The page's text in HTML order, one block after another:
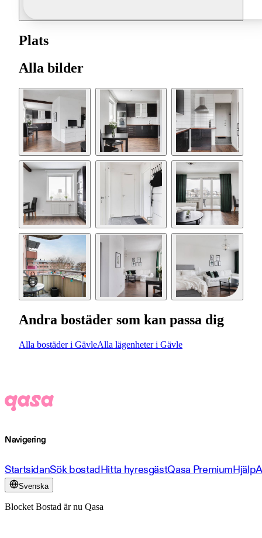
Plats
Alla bilder
Andra bostäder som kan passa dig
Alla bostäder i GävleAlla lägenheter i Gävle
Navigering
StartsidanSök bostadHitta hyresgästQasa PremiumHjälp
Svenska
Blocket Bostad är nu Qasa